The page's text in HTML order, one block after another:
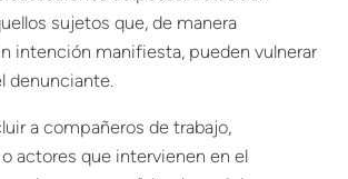
sujetos que, de manera
intención manifiesta, pueden vulnerar
denunciante.
a compañeros de trabajo,
actores que intervienen en el